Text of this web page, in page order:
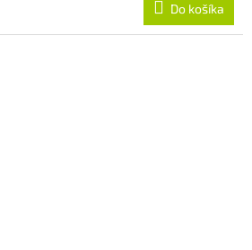
Do košíka